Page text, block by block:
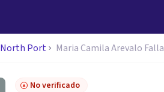
North Port Maria Camila Arevalo Falla
No verificado